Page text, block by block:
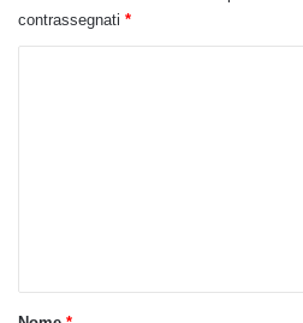
contrassegnati *
o